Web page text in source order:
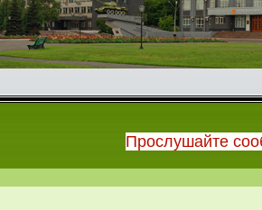
Прослушайте